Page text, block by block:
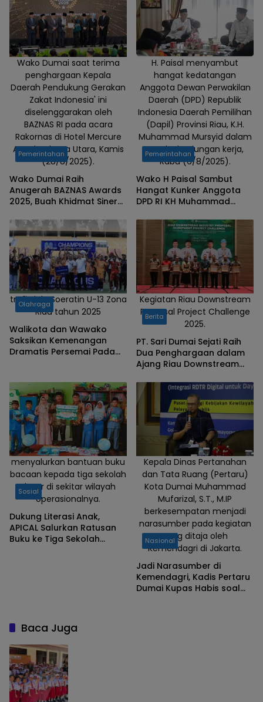
Wako Dumai saat terima
penghargaan Kepala
Daerah Pendukung Gerakan
Zakat Indonesia' ini
diselenggarakan oleh
BAZNAS RI pada acara
Rakornas di Hotel Mercure
Ancol, Jakarta Utara, Kamis
(28/8/2025).
Pemerintahan
Wako Dumai Raih
Anugerah BAZNAS Awards
2025, Buah Khidmat Sinergi
dan Berkelanjutan
H. Paisal menyambut
hangat kedatangan
Anggota Dewan Perwakilan
Daerah (DPD) Republik
Indonesia Daerah Pemilihan
(Dapil) Provinsi Riau, K.H.
Muhammad Mursyid dalam
rangka kunjungan kerja,
Rabu (6/8/2025).
Pemerintahan
Wako H Paisal Sambut
Hangat Kunker Anggota
DPD RI KH Muhammad
Aspirasi Masyarakat untuk
Kemajuan Dumai Kota
trofi Piala Soeratin U-13 Zona
Riau tahun 2025
Olahraga
Walikota dan Wawako
Saksikan Kemenangan
Dramatis Persemai Pada
punya bakat
Kegiatan Riau Downstream
Proposal Project Challenge
2025.
Berita
PT. Sari Dumai Sejati Raih
Dua Penghargaan dalam
Ajang Riau Downstream
2025
menyalurkan bantuan buku
bacaan kepada tiga sekolah
dasar di sekitar wilayah
operasionalnya.
Sosial
Dukung Literasi Anak,
APICAL Salurkan Ratusan
Buku ke Tiga Sekolah
Kepala Dinas Pertanahan
dan Tata Ruang (Pertaru)
Kota Dumai Muhammad
Mufarizal, S.T., M.IP
berkesempatan menjadi
narasumber pada kegiatan
yang ditaja oleh
Kemendagri di Jakarta.
Nasional
Jadi Narasumber di
Kemendagri, Kadis Pertaru
Dumai Kupas Habis soal
Baca Juga